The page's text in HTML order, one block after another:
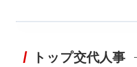
非鉄業界で
トップ交代人事